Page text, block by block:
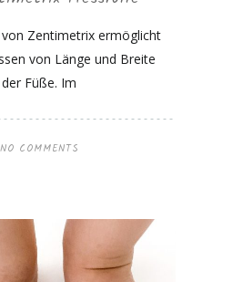
Zentimetrix ermöglicht
von Länge und Breite
der Füße. Im
NO COMMENTS